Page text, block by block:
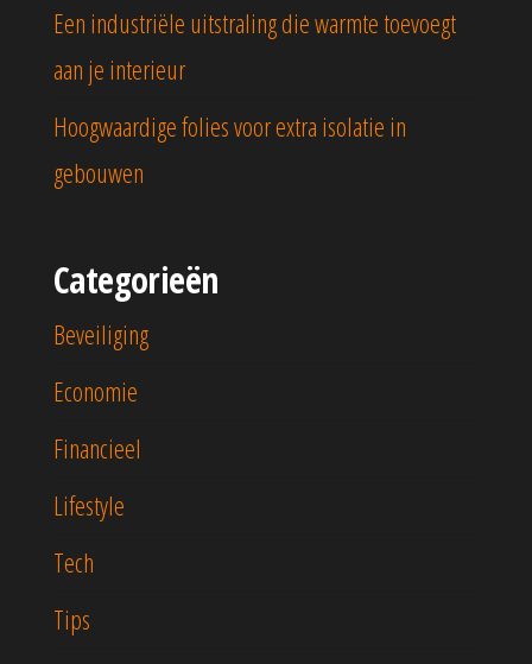
Een industriële uitstraling die warmte toevoegt
aan je interieur
Hoogwaardige folies voor extra isolatie in
gebouwen
Categorieën
Beveiliging
Economie
Financieel
Lifestyle
Tech
Tips